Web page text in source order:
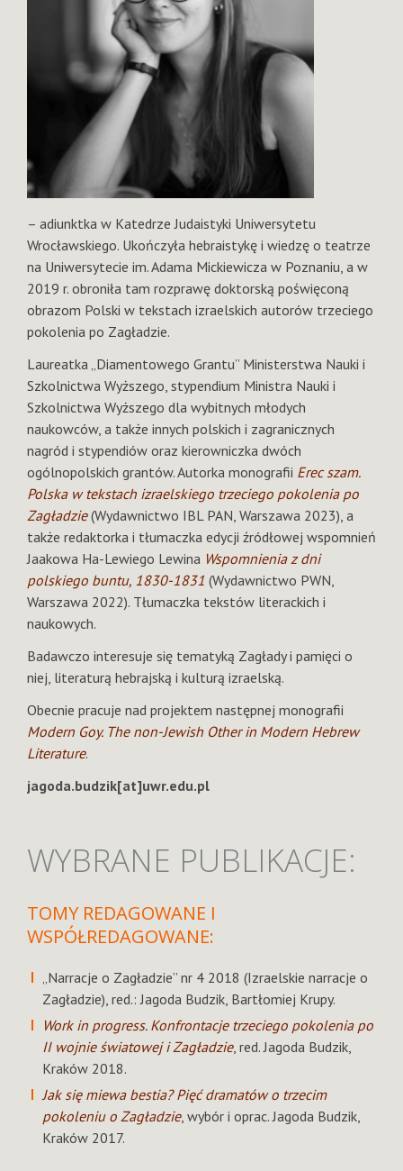
– adiunktka w Katedrze Judaistyki Uniwersytetu
Wrocławskiego. Ukończyła hebraistykę i wiedzę o teatrze
na Uniwersytecie im. Adama Mickiewicza w Poznaniu, a w
2019 r. obroniła tam rozprawę doktorską poświęconą
obrazom Polski w tekstach izraelskich autorów trzeciego
pokolenia po Zagładzie.
Laureatka „Diamentowego Grantu” Ministerstwa Nauki i
Szkolnictwa Wyższego, stypendium Ministra Nauki i
Szkolnictwa Wyższego dla wybitnych młodych
naukowców, a także innych polskich i zagranicznych
nagród i stypendiów oraz kierowniczka dwóch
ogólnopolskich grantów. Autorka monografii Erec szam.
Polska w tekstach izraelskiego trzeciego pokolenia po
Zagładzie(Wydawnictwo IBL PAN, Warszawa 2023), a
także redaktorka i tłumaczka edycji źródłowej wspomnień
Jaakowa Ha-Lewiego Lewina Wspomnienia z dni
polskiego buntu, 1830-1831 (Wydawnictwo PWN,
Warszawa 2022). Tłumaczka tekstów literackich i
naukowych.
Badawczo interesuje się tematyką Zagłady i pamięci o
niej, literaturą hebrajską i kulturą izraelską.
Obecnie pracuje nad projektem następnej monografii
Modern Goy. The non-Jewish Other in Modern Hebrew
Literature.
jagoda.budzik[at]uwr.edu.pl
WYBRANE PUBLIKACJE:
TOMY REDAGOWANE I
WSPÓŁREDAGOWANE:
„Narracje o Zagładzie” nr 4 2018 (Izraelskie narracje o
Zagładzie), red.: Jagoda Budzik, Bartłomiej Krupy.
Work in progress. Konfrontacje trzeciego pokolenia po
II wojnie światowej i Zagładzie, red. Jagoda Budzik,
Kraków 2018.
Jak się miewa bestia? Pięć dramatów o trzecim
pokoleniu o Zagładzie, wybór i oprac. Jagoda Budzik,
Kraków 2017.